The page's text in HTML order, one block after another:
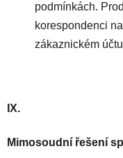
podmínkách.
korespondenci
zákaznickém
IX.
Mimosoudní řešení